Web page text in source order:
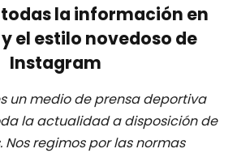
la información en
el estilo novedoso de
Instagram
un medio de prensa deportiva
la actualidad a disposición de
Nos regimos por las normas